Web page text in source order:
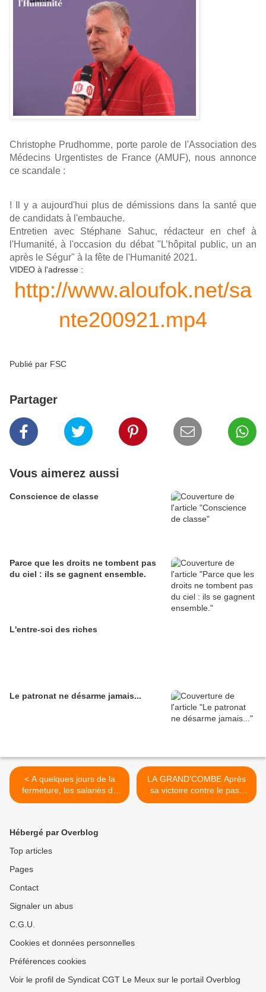
Christophe Prudhomme, porte parole de l'Association des
Médecins Urgentistes de France (AMUF), nous annonce
ce scandale :
! Il y a aujourd'hui plus de démissions dans la santé que
de candidats à l'embauche.
Entretien avec Stéphane Sahuc, rédacteur en chef à
l'Humanité, à l'occasion du débat "L’hôpital public, un an
après le Ségur" à la fête de l'Humanité 2021.
VIDEO à l'adresse :
http://www.aloufok.net/sa
nte200921.mp4
Publié par FSC
Partager
Vous aimerez aussi
Conscience de classe
Parce que les droits ne tombent pas
du ciel : ils se gagnent ensemble.
L'entre-soi des riches
Le patronat ne désarme jamais...
< A quelques jours de la
fermeture, les salariés de
l'usine Knorr manifestent à
LA GRAND’COMBE Après
sa victoire contre le pass
sanitaire, la CGT des
Hébergé par Overblog
Top articles
Pages
Contact
Signaler un abus
C.G.U.
Cookies et données personnelles
Préférences cookies
Voir le profil de Syndicat CGT Le Meux sur le portail Overblog